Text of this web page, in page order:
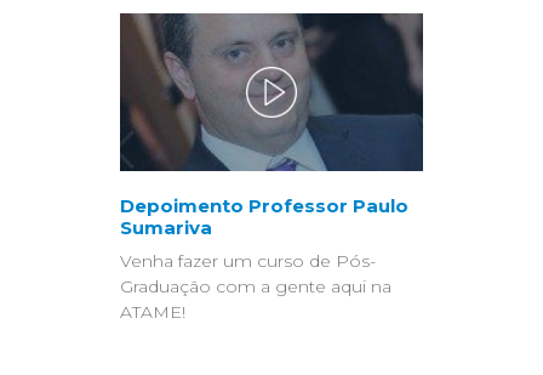
Depoimento Professor Paulo
Sumariva
Venha fazer um curso de Pós-
Graduação com a gente aqui na
ATAME!